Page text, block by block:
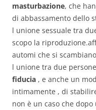
masturbazione, che
di abbassamento dello
l unione sessuale tra
scopo la
automi che si
l unione tra due
fiducia , e anche un
intimamente , di
non è un caso che